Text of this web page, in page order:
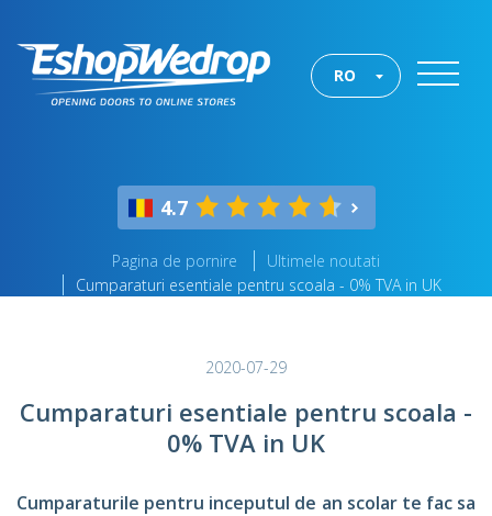
RO
4.7
Pagina de pornire
Ultimele noutati
Cumparaturi esentiale pentru scoala - 0% TVA in UK
2020-07-29
Cumparaturi esentiale pentru scoala -
0% TVA in UK
Cumparaturile pentru inceputul de an scolar te fac sa